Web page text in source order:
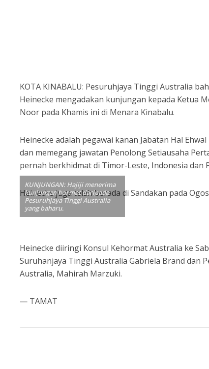
KOTA KINABALU: Pesuruhjaya Tinggi Australia
Heinecke mengadakan kunjungan kepada Ketua
Noor pada Khamis ini di Menara Kinabalu.
Heinecke adalah pegawai kanan Jabatan Hal
dan memegang jawatan Penolong Setiausaha
pernah berkhidmat di Timor-Leste, Indonesia dan
Heinecke juga telah berada di Sandakan pada
KUNJUNGAN: Hajiji menerima
kunjungan hormat daripada
Pesuruhjaya Tinggi Australia
yang baharu.
Heinecke diiringi Konsul Kehormat Australia ke
Suruhanjaya Tinggi Australia Gabriela Brand dan
Australia, Mahirah Marzuki.
— TAMAT